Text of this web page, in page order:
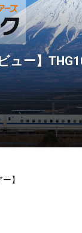
ュー】
】